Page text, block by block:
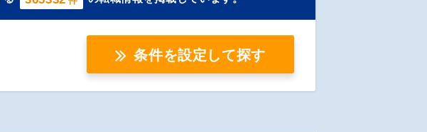
条件を設定して探す